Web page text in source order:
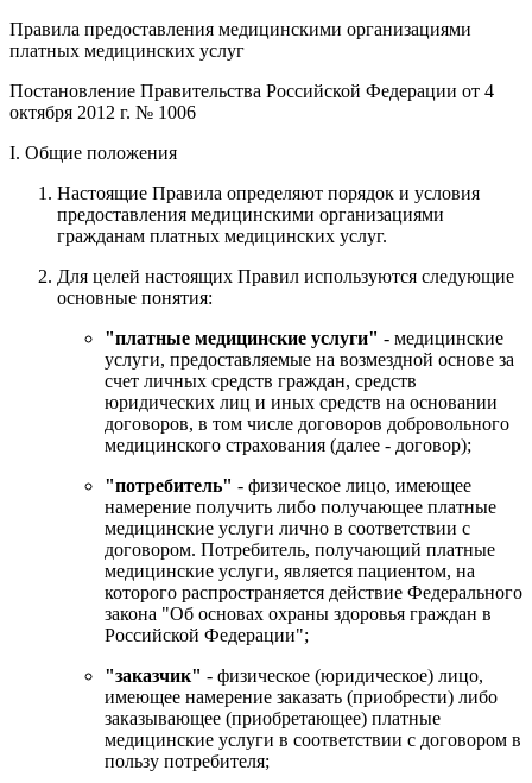
Правила предоставления медицинскими организациями
платных медицинских услуг
Постановление Правительства Российской Федерации от 4
октября 2012 г. № 1006
I. Общие положения
Настоящие Правила определяют порядок и условия
предоставления медицинскими организациями
гражданам платных медицинских услуг.
Для целей настоящих Правил используются следующие
основные понятия:
"платные медицинские услуги" - медицинские
услуги, предоставляемые на возмездной основе за
счет личных средств граждан, средств
юридических лиц и иных средств на основании
договоров, в том числе договоров добровольного
медицинского страхования (далее - договор);
"потребитель" - физическое лицо, имеющее
намерение получить либо получающее платные
медицинские услуги лично в соответствии с
договором. Потребитель, получающий платные
медицинские услуги, является пациентом, на
которого распространяется действие Федерального
закона "Об основах охраны здоровья граждан в
Российской Федерации";
"заказчик" - физическое (юридическое) лицо,
имеющее намерение заказать (приобрести) либо
заказывающее (приобретающее) платные
медицинские услуги в соответствии с договором в
пользу потребителя;